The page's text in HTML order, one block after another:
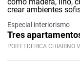
Especial interiorismo
Tres
POR FEDERICA CHIARINO